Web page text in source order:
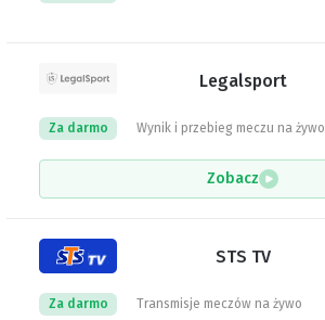
Legalsport
Wynik i przebieg meczu na żywo
Za darmo
Zobacz
STS TV
Transmisje meczów na żywo
Za darmo